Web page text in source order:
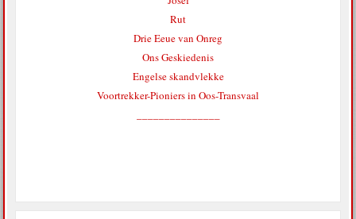
Rut
Drie Eeue van Onreg
Ons Geskiedenis
Engelse skandvlekke
Voortrekker-Pioniers in Oos-Transvaal